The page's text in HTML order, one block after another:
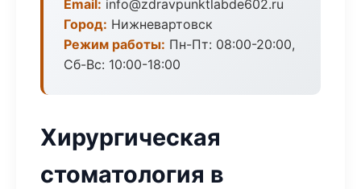
Email: info@zdravpunktlabde602.ru
Город: Нижневартовск
Режим работы: Пн-Пт: 08:00-20:00,
Сб-Вс: 10:00-18:00
Хирургическая
стоматология в